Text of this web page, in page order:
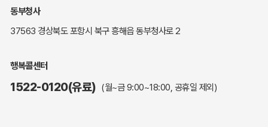
세입세출예산서
업무추진비 공개
주민참여예산제도
동부청사
37563 경상북도 포항시 북구 흥해읍 동부청사로 2
행복콜센터
1522-0120(유료) (월~금 9:00~18:00, 공휴일 제외)